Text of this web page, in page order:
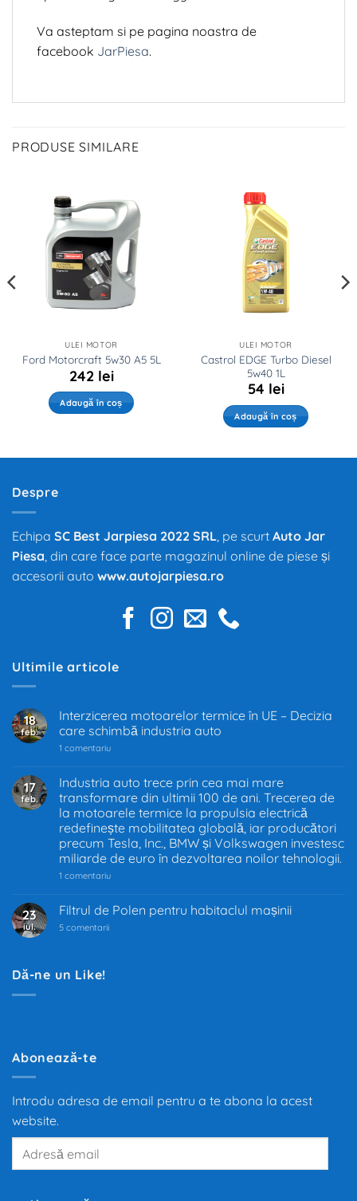
Va asteptam si pe pagina noastra de
facebook JarPiesa.
PRODUSE SIMILARE
ULEI MOTOR
Ford Motorcraft 5w30 A5 5L
242 lei
Adaugă în coș
ULEI MOTOR
Castrol EDGE Turbo Diesel
5w40 1L
54 lei
Adaugă în coș
Despre
Echipa SC Best Jarpiesa 2022 SRL, pe scurt Auto Jar
Piesa, din care face parte magazinul online de piese și
accesorii auto www.autojarpiesa.ro
Ultimile articole
18
feb.
Interzicerea motoarelor termice în UE – Decizia
care schimbă industria auto
1 comentariula
termice
în
UE
–
Decizia
care
schimbă
industria
auto
17
feb.
Industria auto trece prin cea mai mare
transformare din ultimii 100 de ani. Trecerea de
la motoarele termice la propulsia electrică
redefinește mobilitatea globală, iar producători
precum Tesla, Inc., BMW și Volkswagen investesc
miliarde de euro în dezvoltarea noilor tehnologii.
1 comentariula
trece
prin
redefinește
23
iul.
Filtrul de Polen pentru habitaclul mașinii
5 comentariila
Dă-ne un Like!
Abonează-te
Introdu adresa de email pentru a te abona la acest
website.